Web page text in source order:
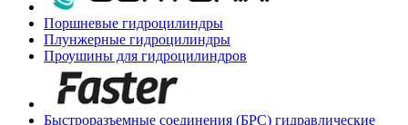
Поршневые гидроцилиндры
Плунжерные гидроцилиндры
Проушины для гидроцилиндров
Быстроразъемные соединения (БРС) гидравлические